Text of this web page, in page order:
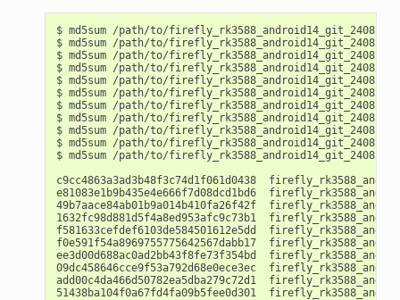
$ md5sum /path/to/
$ md5sum /path/to/
$ md5sum /path/to/
$ md5sum /path/to/
$ md5sum /path/to/
$ md5sum /path/to/
$ md5sum /path/to/
$ md5sum /path/to/
$ md5sum /path/to/
$ md5sum /path/to/
$ md5sum /path/to/
c9cc4863a3ad3b48f3c74d1f061d0438
e81083e1b9b435e4e666f7d08dcd1bd6
49b7aace84ab01b9a014b410fa26f42f
1632fc98d881d5f4a8ed953afc9c73b1
f581633cefdef6103de584501612e5dd
f0e591f54a8969755775642567dabb17
ee3d00d688ac0ad2bb43f8fe73f354bd
09dc458646cce9f53a792d68e0ece3ec
add00c4da466d50782ea5dba279c72d1
51438ba104f0a67fd4fa09b5fee0d301